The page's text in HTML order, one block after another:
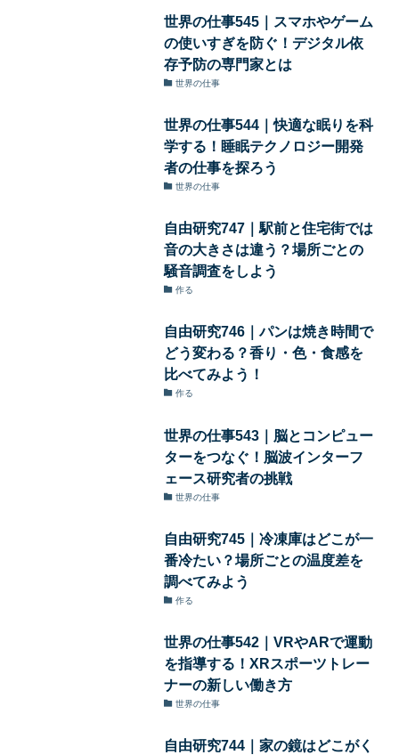
世界の仕事545｜スマホやゲーム
の使いすぎを防ぐ！デジタル依
存予防の専門家とは
世界の仕事
世界の仕事544｜快適な眠りを科
学する！睡眠テクノロジー開発
者の仕事を探ろう
世界の仕事
自由研究747｜駅前と住宅街では
音の大きさは違う？場所ごとの
騒音調査をしよう
作る
自由研究746｜パンは焼き時間で
どう変わる？香り・色・食感を
比べてみよう！
作る
世界の仕事543｜脳とコンピュー
ターをつなぐ！脳波インターフ
ェース研究者の挑戦
世界の仕事
自由研究745｜冷凍庫はどこが一
番冷たい？場所ごとの温度差を
調べてみよう
作る
世界の仕事542｜VRやARで運動
を指導する！XRスポーツトレー
ナーの新しい働き方
世界の仕事
自由研究744｜家の鏡はどこがく